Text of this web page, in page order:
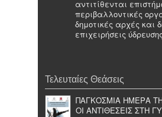
αντιτίθενται
περιβαλλοντικές
δημοτικές αρχές και
επιχειρήσεις
Τελευταίες Θεάσεις
ΠΑΓΚΟΣΜΙΑ ΗΜΕΡΑ
ΟΙ ΑΝΤΙΘΕΣΕΙΣ ΣΤΗ